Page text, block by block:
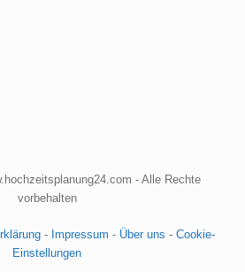
- Alle Rechte
vorbehalten
- Impressum - Über uns - Cookie-
Einstellungen